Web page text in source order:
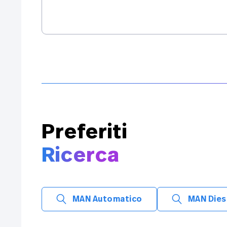
Preferiti
Ricerca
MAN Automatico MAN